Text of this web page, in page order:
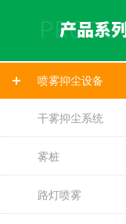
喷雾抑尘设备
干雾抑尘系统
雾桩
路灯喷雾